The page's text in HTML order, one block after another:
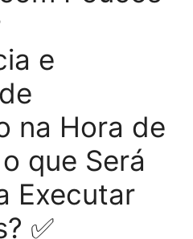
e
na Hora de
que Será
Executar
✅